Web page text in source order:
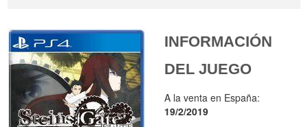
INFORMACIÓN
DEL JUEGO
A la venta en España:
19/2/2019